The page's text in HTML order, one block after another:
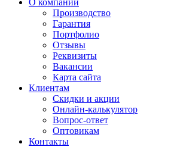
О компании
Производство
Гарантия
Портфолио
Отзывы
Реквизиты
Вакансии
Карта сайта
Клиентам
Скидки и акции
Онлайн-калькулятор
Вопрос-ответ
Оптовикам
Контакты